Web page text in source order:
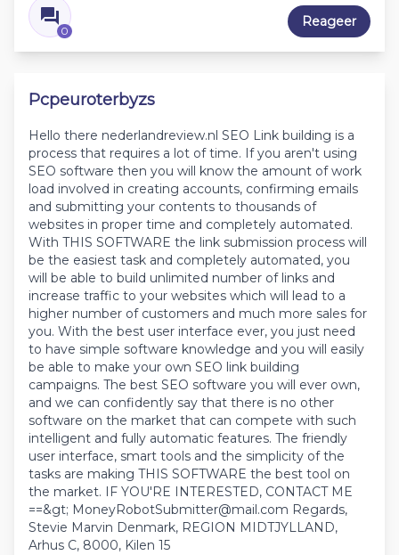
0
Reageer
Pcpeuroterbyzs
Hello there nederlandreview.nl SEO Link building is a
process that requires a lot of time. If you aren't using
SEO software then you will know the amount of work
load involved in creating accounts, confirming emails
and submitting your contents to thousands of
websites in proper time and completely automated.
With THIS SOFTWARE the link submission process will
be the easiest task and completely automated, you
will be able to build unlimited number of links and
increase traffic to your websites which will lead to a
higher number of customers and much more sales for
you. With the best user interface ever, you just need
to have simple software knowledge and you will easily
be able to make your own SEO link building
campaigns. The best SEO software you will ever own,
and we can confidently say that there is no other
software on the market that can compete with such
intelligent and fully automatic features. The friendly
user interface, smart tools and the simplicity of the
tasks are making THIS SOFTWARE the best tool on
the market. IF YOU'RE INTERESTED, CONTACT ME
==&gt; MoneyRobotSubmitter@mail.com Regards,
Stevie Marvin Denmark, REGION MIDTJYLLAND,
Arhus C, 8000, Kilen 15